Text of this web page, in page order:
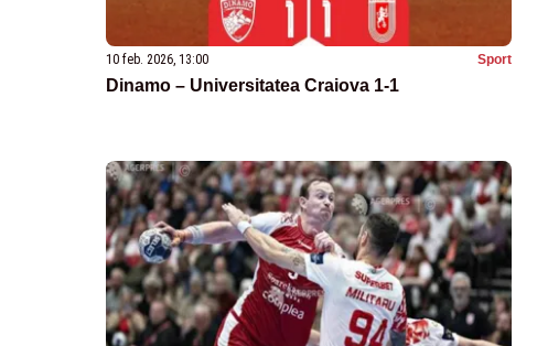
10 feb. 2026, 13:00 Sport
Dinamo – Universitatea Craiova 1-1